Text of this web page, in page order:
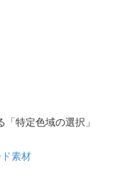
特定色域の選択」
素材